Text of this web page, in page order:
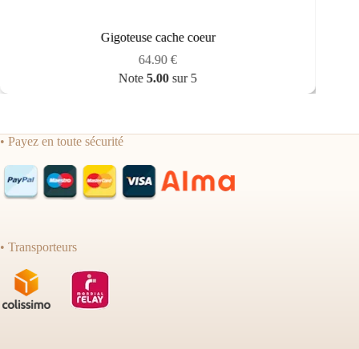
Gigoteuse cache coeur
64.90€
Note5.00 sur 5
• Payez en toute sécurité
• Transporteurs